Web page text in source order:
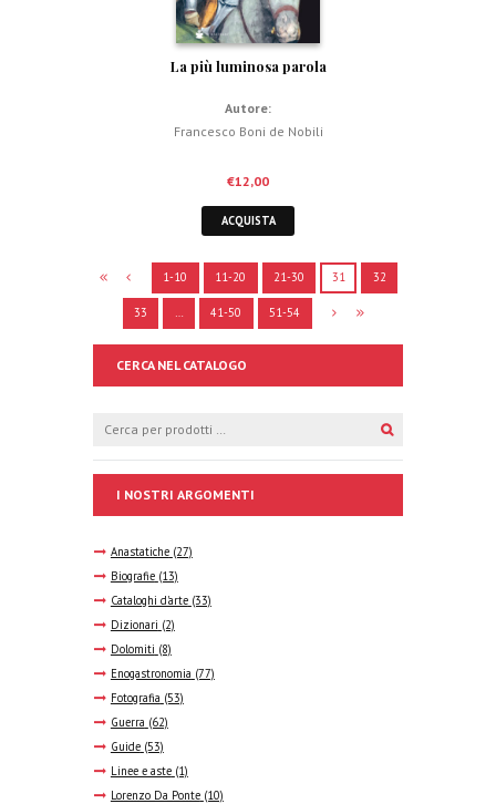
La più luminosa parola
Autore:
Francesco Boni de Nobili
€12,00
ACQUISTA
1-10 11-20 21-30 31 32
33 … 41-50 51-54
CERCA NEL CATALOGO
I NOSTRI ARGOMENTI
Anastatiche (27)
Biografie (13)
Cataloghi d'arte (33)
Dizionari (2)
Dolomiti (8)
Enogastronomia (77)
Fotografia (53)
Guerra (62)
Guide (53)
Linee e aste (1)
Lorenzo Da Ponte (10)